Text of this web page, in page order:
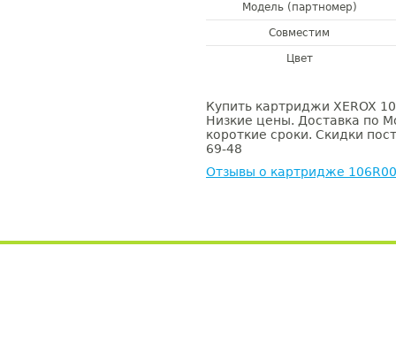
Модель (партномер)
Совместим
Цвет
Купить картриджи XEROX
Низкие цены. Доставка по
короткие сроки. Скидки
69-48
Отзывы о картридже